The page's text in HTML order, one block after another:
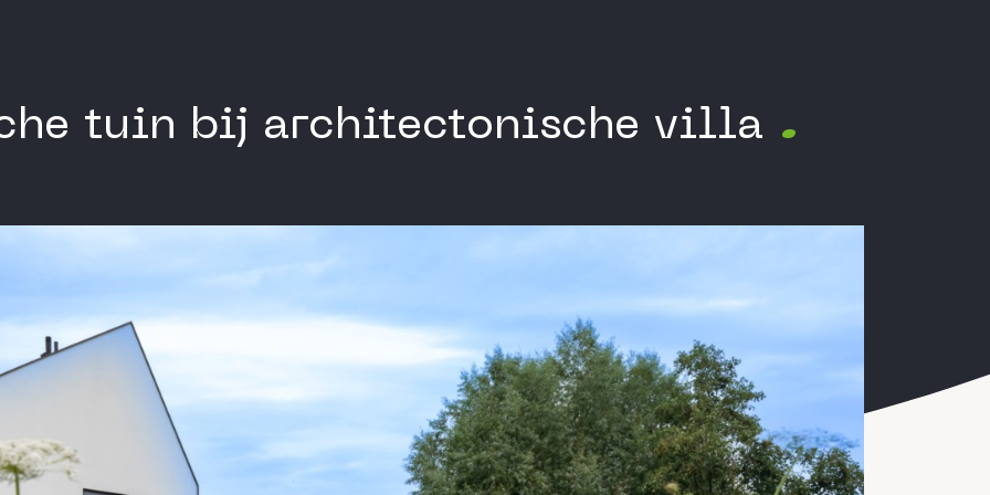
tuin bij architectonische villa